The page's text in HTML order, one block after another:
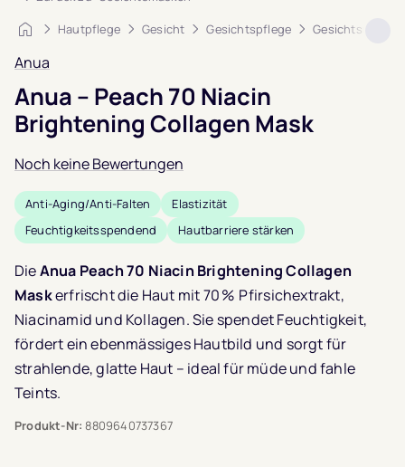
Startseite
Hautpflege Gesicht Gesichtspflege Gesichtsmasken
Anua
Anua – Peach 70 Niacin
Brightening Collagen Mask
Noch keine Bewertungen
Anti-Aging/Anti-Falten
Elastizität
Feuchtigkeitsspendend
Hautbarriere stärken
DieAnua Peach 70 Niacin Brightening Collagen
Maskerfrischt die Haut mit 70 % Pfirsichextrakt,
Niacinamid und Kollagen. Sie spendet Feuchtigkeit,
fördert ein ebenmässiges Hautbild und sorgt für
strahlende, glatte Haut – ideal für müde und fahle
Teints.
Produkt-Nr: 8809640737367